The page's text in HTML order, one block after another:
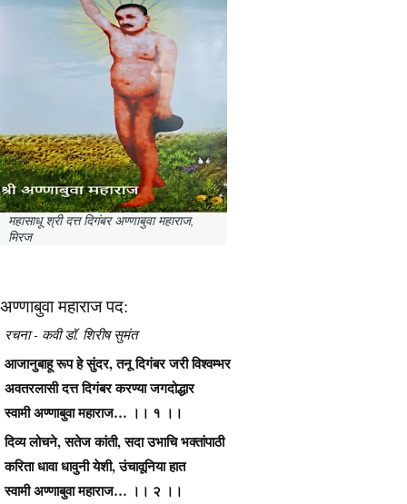
महासाधू श्री दत्त दिगंबर अण्णाबुवा महाराज,
मिरज
अण्णाबुवा महाराज पद:
रचना - कवी डॉ. शिरीष सुमंत
आजानुबाहू रूप हे सुंदर, तनू दिगंबर जरी विश्वम्भर
अवतरलासी दत्त दिगंबर करण्या जगदोद्धार
स्वामी अण्णाबुवा महाराज… ।। १ ।।
दिव्य लोचने, सतेज कांती, सदा उभाचि भक्तांपाठी
करिता धावा धावुनी येशी, उंचावूनिया हात
स्वामी अण्णाबुवा महाराज… ।। २ ।।